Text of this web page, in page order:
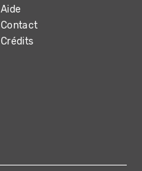
Aide
Contact
Crédits